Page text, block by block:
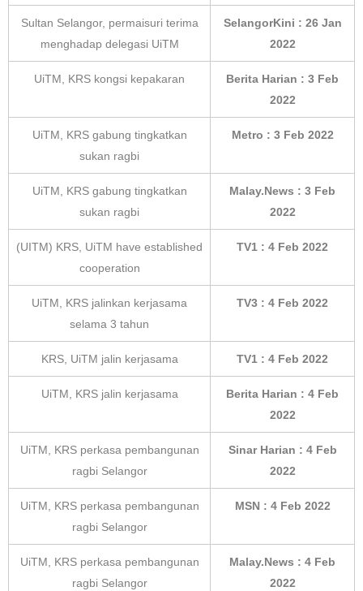
Sultan Selangor, permaisuri terima
menghadap delegasi UiTM
SelangorKini : 26 Jan
2022
UiTM, KRS kongsi kepakaran
Berita Harian : 3 Feb
2022
UiTM, KRS gabung tingkatkan
sukan ragbi
Metro : 3 Feb 2022
UiTM, KRS gabung tingkatkan
sukan ragbi
Malay.News : 3 Feb
2022
(UITM) KRS, UiTM have established
cooperation
TV1 : 4 Feb 2022
UiTM, KRS jalinkan kerjasama
selama 3 tahun
TV3 : 4 Feb 2022
KRS, UiTM jalin kerjasama TV1 : 4 Feb 2022
UiTM, KRS jalin kerjasama
Berita Harian : 4 Feb
2022
UiTM, KRS perkasa pembangunan
ragbi Selangor
Sinar Harian : 4 Feb
2022
UiTM, KRS perkasa pembangunan
ragbi Selangor
MSN : 4 Feb 2022
UiTM, KRS perkasa pembangunan
ragbi Selangor
Malay.News : 4 Feb
2022